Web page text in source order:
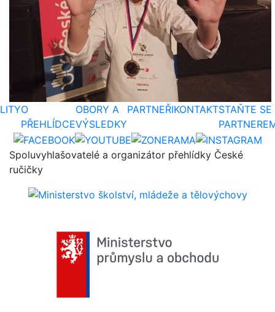
O
PŘEHLÍDCE
OBORY A
VÝSLEDKY
PARTNEŘIKONTAKTSTAŇTE SE
Spoluvyhlašovatelé a organizátor přehlídky České
ručičky